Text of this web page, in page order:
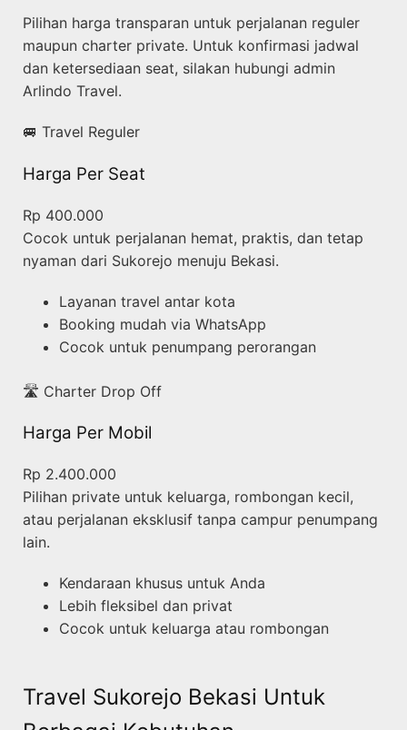
Pilihan harga transparan untuk perjalanan reguler
maupun charter private. Untuk konfirmasi jadwal
dan ketersediaan seat, silakan hubungi admin
Arlindo Travel.
🚐 Travel Reguler
Harga Per Seat
Rp 400.000
Cocok untuk perjalanan hemat, praktis, dan tetap
nyaman dari Sukorejo menuju Bekasi.
Layanan travel antar kota
Booking mudah via WhatsApp
Cocok untuk penumpang perorangan
🛣️ Charter Drop Off
Harga Per Mobil
Rp 2.400.000
Pilihan private untuk keluarga, rombongan kecil,
atau perjalanan eksklusif tanpa campur penumpang
lain.
Kendaraan khusus untuk Anda
Lebih fleksibel dan privat
Cocok untuk keluarga atau rombongan
Travel Sukorejo Bekasi Untuk